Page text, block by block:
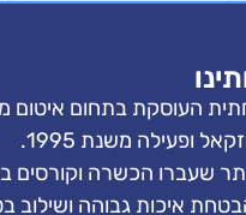
העוסקת בתחום איטום
ופעילה משנת 1995.
שעברו הכשרה וקורסים
איכות גבוהה ושילוב